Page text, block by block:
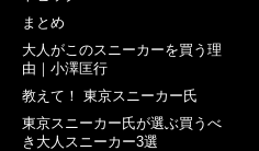
まとめ
大人がこのスニーカーを買う理
由｜小澤匡行
教えて！ 東京スニーカー氏
東京スニーカー氏が選ぶ買うべ
き大人スニーカー3選